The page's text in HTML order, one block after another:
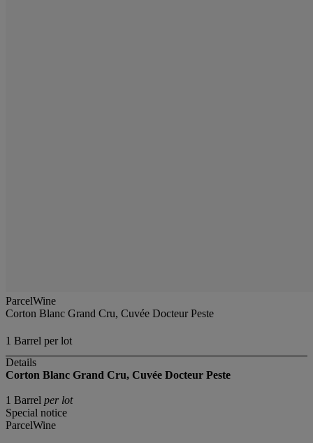
ParcelWine
Corton Blanc Grand Cru, Cuvée Docteur Peste
1 Barrel per lot
Details
Corton Blanc Grand Cru, Cuvée Docteur Peste
1 Barrel per lot
Special notice
ParcelWine